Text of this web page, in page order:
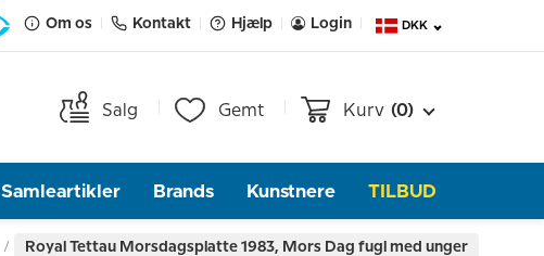
Om os Kontakt Hjælp Login DKK
Salg Gemt Kurv (0)
Samleartikler Brands Kunstnere TILBUD
Royal Tettau Morsdagsplatte 1983, Mors Dag fugl med unger